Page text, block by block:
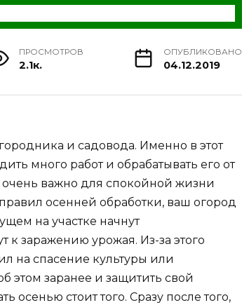
ПРОСМОТРОВ
2.1к.
ОПУБЛИКОВАНО
04.12.2019
и садовода. Именно в этот
много работ и обрабатывать его от
очень важно для спокойной жизни
осенней обработки, ваш огород
на участке начнут
к заражению урожая. Из-за этого
на спасение культуры или
этом заранее и защитить свой
осенью стоит того. Сразу после того,